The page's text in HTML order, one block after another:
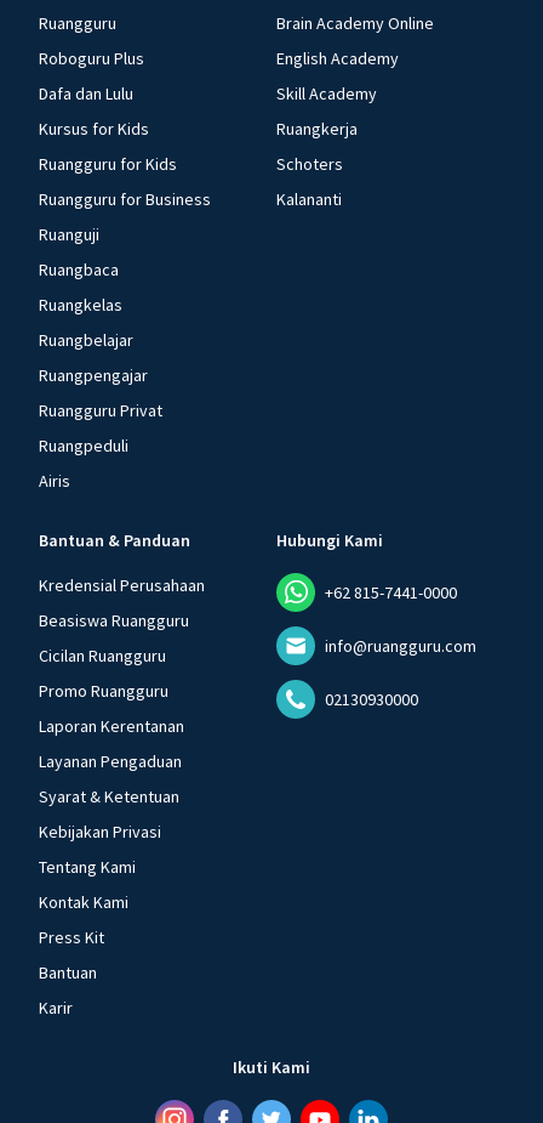
Ruangguru
Roboguru Plus
Dafa dan Lulu
Kursus for Kids
Ruangguru for Kids
Ruangguru for Business
Ruanguji
Ruangbaca
Ruangkelas
Ruangbelajar
Ruangpengajar
Ruangguru Privat
Ruangpeduli
Airis
Brain Academy Online
English Academy
Skill Academy
Ruangkerja
Schoters
Kalananti
Bantuan & Panduan
Kredensial Perusahaan
Beasiswa Ruangguru
Cicilan Ruangguru
Promo Ruangguru
Laporan Kerentanan
Layanan Pengaduan
Syarat & Ketentuan
Kebijakan Privasi
Tentang Kami
Kontak Kami
Press Kit
Bantuan
Karir
Hubungi Kami
+62 815-7441-0000
info@ruangguru.com
02130930000
Ikuti Kami